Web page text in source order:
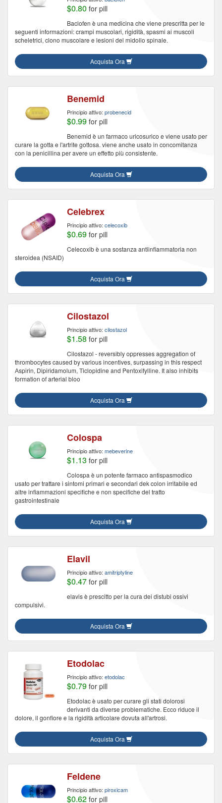
$0.80 for pill
Baclofen è una medicina che viene prescritta per le
seguenti informazioni: crampi muscolari, rigidità, spasmi ai muscoli
scheletrici, clono muscolare e lesioni del midollo spinale.
Acquista Ora
Benemid
Principio attivo: probenecid
$0.99 for pill
Benemid è un farmaco uricosurico e viene usato per
curare la gotta e l'artrite gottosa. viene anche usato in concomitanza
con la penicillina per avere un effetto più consistente.
Acquista Ora
Celebrex
Principio attivo: celecoxib
$0.69 for pill
Celecoxib è una sostanza antiinfiammatoria non
steroidea (NSAID)
Acquista Ora
Cilostazol
Principio attivo: cilostazol
$1.58 for pill
Cilostazol - reversibly oppresses aggregation of
thrombocytes caused by various incentives, surpassing in this respect
Аspirin, Dipiridamolum, Тiclopidine and Pentoxifylline. It also inhibits
formation of arterial bloo
Acquista Ora
Colospa
Principio attivo: mebeverine
$1.13 for pill
Colospa è un potente farmaco antispasmodico
usato per trattare i sintomi primari e secondari dek colon irritabile ed
altre infiammazioni specifiche e non specifiche del tratto
gastrointestinale
Acquista Ora
Elavil
Principio attivo: amitriptyline
$0.47 for pill
elavis è prescitto per la cura dei distubi ossivi
compulsivi.
Acquista Ora
Etodolac
Principio attivo: etodolac
$0.79 for pill
Etodolac è usato per curare gli stati dolorosi
derivanti da diverse problematiche. Ecco riduce il
dolore, il gonfiore e la rigidità articolare dovuta all'artrosi.
Acquista Ora
Feldene
Principio attivo: piroxicam
$0.62 for pill